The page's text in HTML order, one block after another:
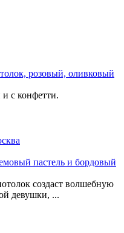
розовый, оливковый
с конфетти.
пастель и бордовый
создаст волшебную
девушки, ...